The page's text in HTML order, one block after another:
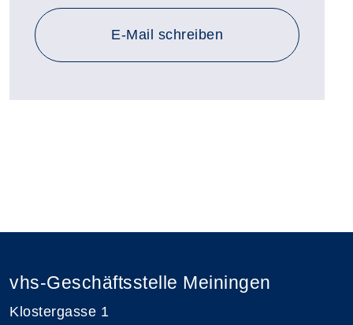
E-Mail schreiben
vhs-Geschäftsstelle Meiningen
Klostergasse 1